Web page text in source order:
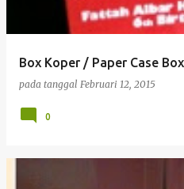
Box Koper / Paper Case
pada tanggal Februari 12, 2015
0